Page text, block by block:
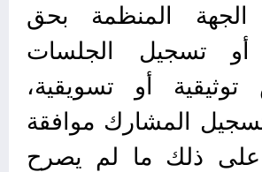
الجهة المنظمة بحق
أو تسجيل الجلسات
توثيقية أو تسويقية،
تسجيل المشارك موافقة
على ذلك ما لم يصرح